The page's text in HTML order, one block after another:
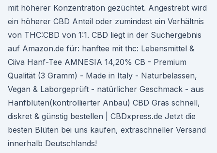
mit höherer Konzentration gezüchtet. Angestrebt wird
ein höherer CBD Anteil oder zumindest ein Verhältnis
von THC:CBD von 1:1. CBD liegt in der Suchergebnis
auf Amazon.de für: hanftee mit thc: Lebensmittel &
Ciiva Hanf-Tee AMNESIA 14,20% CB - Premium
Qualität (3 Gramm) - Made in Italy - Naturbelassen,
Vegan & Laborgeprüft - natürlicher Geschmack - aus
Hanfblüten(kontrollierter Anbau) CBD Gras schnell,
diskret & günstig bestellen | CBDxpress.de Jetzt die
besten Blüten bei uns kaufen, extraschneller Versand
innerhalb Deutschlands!